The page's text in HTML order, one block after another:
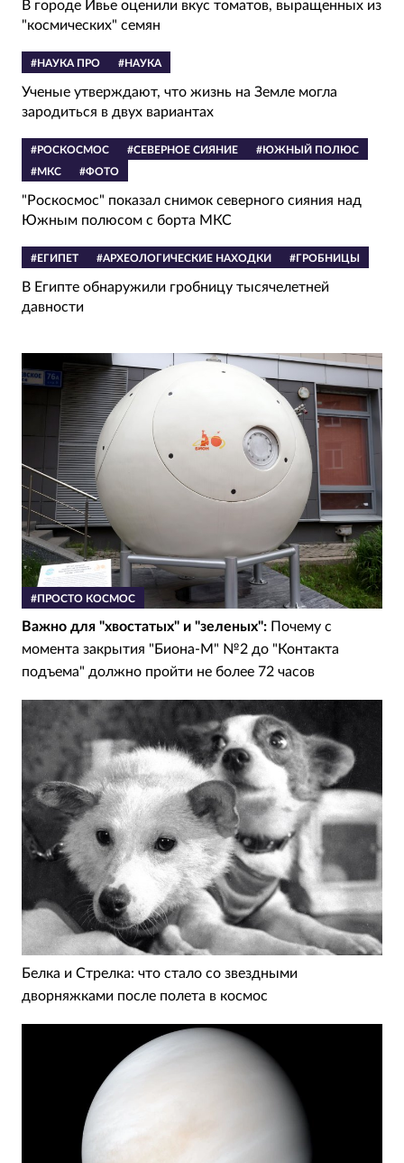
В городе Ивье оценили вкус томатов, выращенных из
"космических" семян
#НАУКА ПРО #НАУКА
Ученые утверждают, что жизнь на Земле могла
зародиться в двух вариантах
#РОСКОСМОС #СЕВЕРНОЕ СИЯНИЕ
#ЮЖНЫЙ ПОЛЮС
#МКС
#ФОТО
"Роскосмос" показал снимок северного сияния над
Южным полюсом с борта МКС
#ЕГИПЕТ #АРХЕОЛОГИЧЕСКИЕ НАХОДКИ #ГРОБНИЦЫ
В Египте обнаружили гробницу тысячелетней
давности
#ПРОСТО КОСМОС
Важно для "хвостатых" и "зеленых": Почему с
момента закрытия "Биона-М" №2 до "Контакта
подъема" должно пройти не более 72 часов
Белка и Стрелка: что стало со звездными
дворняжками после полета в космос